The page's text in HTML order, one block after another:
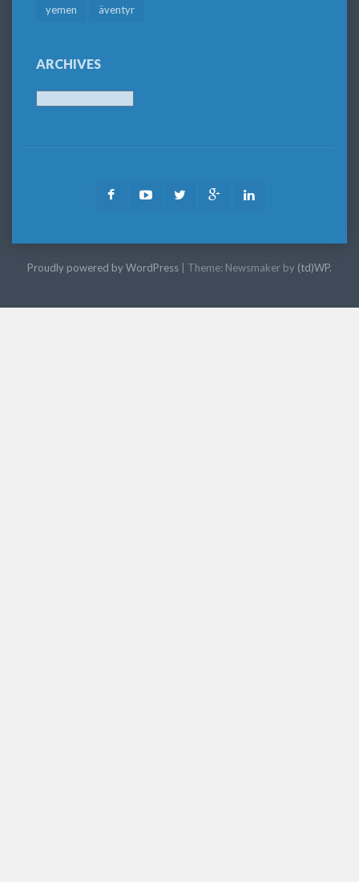
yemen äventyr
ARCHIVES
FacebookYoutubeTwitter Google
Proudly powered by WordPress Theme: Newsmaker by (td)WP.